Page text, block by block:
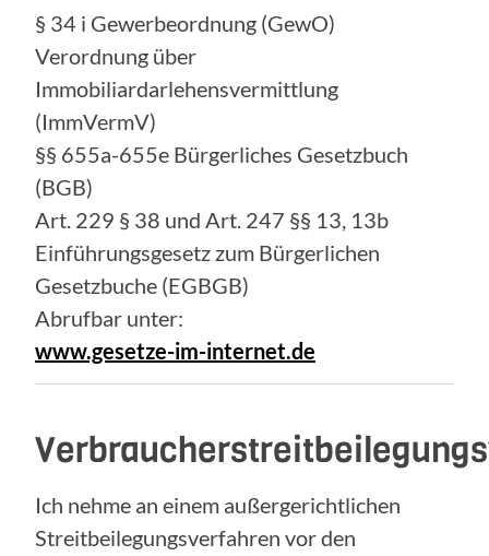
§ 34 i Gewerbeordnung (GewO)
Verordnung über
Immobiliardarlehensvermittlung
(ImmVermV)
§§ 655a-655e Bürgerliches Gesetzbuch
(BGB)
Art. 229 § 38 und Art. 247 §§ 13, 13b
Einführungsgesetz zum Bürgerlichen
Gesetzbuche (EGBGB)
Abrufbar unter:
www.gesetze-im-internet.de
Ich nehme an einem außergerichtlichen
Streitbeilegungsverfahren vor den